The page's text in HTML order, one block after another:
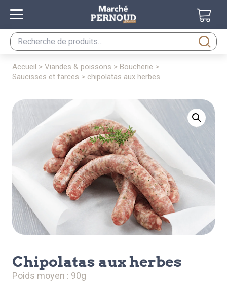
Recherche
pour :
accueil > viandes & poissons > boucherie >
saucisses et farces > chipolatas aux herbes
chipolatas aux herbes
poids moyen : 90g